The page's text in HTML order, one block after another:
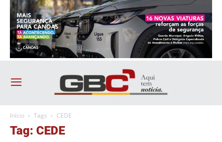
Início Tags CEDE
Tag: CEDE